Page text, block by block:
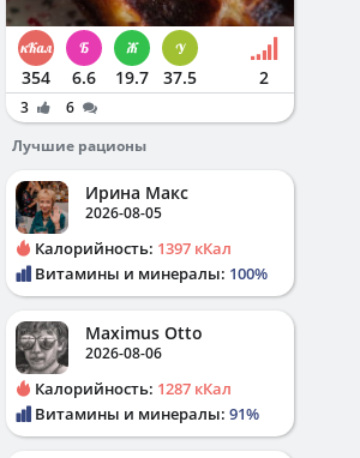
354 6.6 19.7 37.5 2
3
6
Лучшие рационы
Ирина Макс
2026-08-05
Калорийность: 1397 кКал
Витамины и минералы: 100%
Maximus Otto
2026-08-06
Калорийность: 1287 кКал
Витамины и минералы: 91%